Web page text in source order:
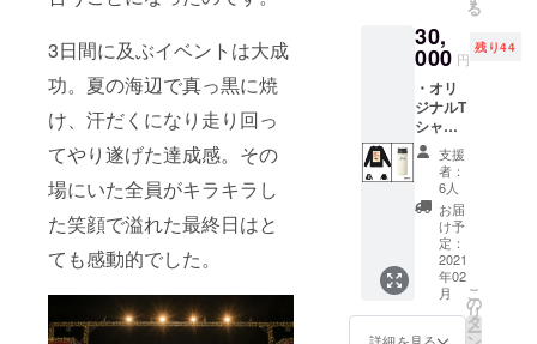
3日間に及ぶイベントは大成
功。夏の海辺で真っ黒に焼
け、汗だくになり走り回っ
てやり遂げた達成感。その
場にいた全員がキラキラし
た笑顔で溢れた最終日はと
ても感動的でした。
送りま
す！
る
30,
000 円
残り44
・オリ
ジナルT
シャツ
・オリ
ジナル
タンブ
ラー
（KINT
） ・愛
を込め
たお礼
のメー
ル送り
ます！
支援
者：
6人
お届
け予
定：
2021
年02
月
こ
の
リ
タ
ー